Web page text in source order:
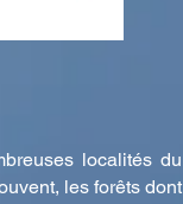
localités du
les forêts dont